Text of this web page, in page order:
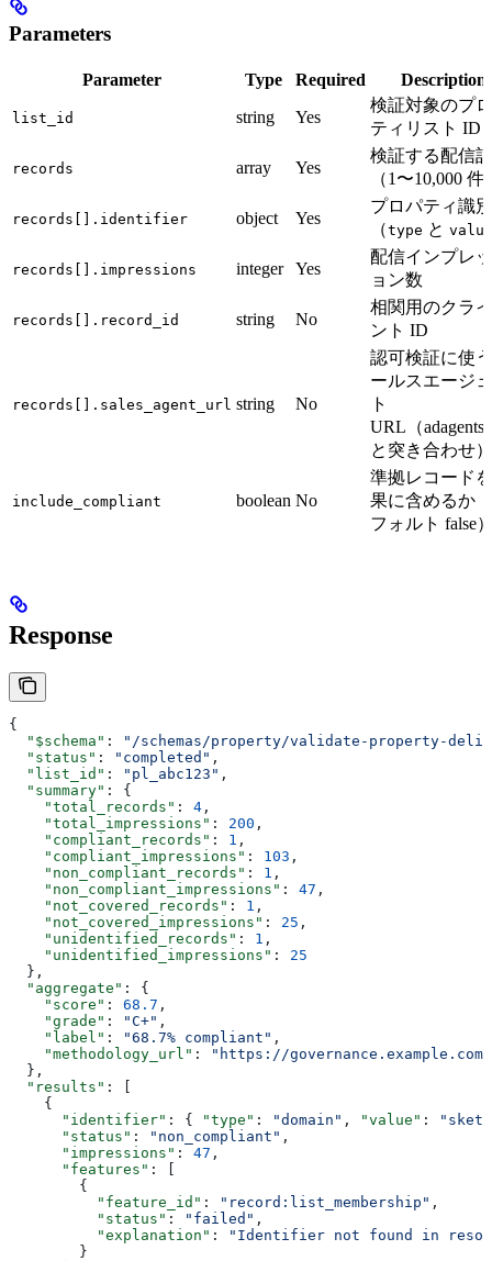
Parameters
Parameter Type Required Description
list_id string Yes
検証対象のプ
ティリスト ID
records array Yes
検証する配信
（1〜10,000 件
records[].identifier object Yes
プロパティ識
（type と value
records[].impressions integer Yes
配信インプレ
ョン数
records[].record_id string No
相関用のクラ
ント ID
records[].sales_agent_url string No
認可検証に使
ールスエージ
ト
URL（
と突き合わせ）
include_compliant boolean No
準拠レコード
果に含めるか
フォルト false
Response
{
  "$schema"
:
"/schemas/property/validate-property-
  "status"
: "completed" ,
  "list_id"
: "pl_abc123" ,
  "summary"
: {
    "total_records"
: 4 ,
    "total_impressions"
: 200 ,
    "compliant_records"
: 1 ,
    "compliant_impressions"
: 103 ,
    "non_compliant_records"
: 1 ,
    "non_compliant_impressions"
: 47 ,
    "not_covered_records"
: 1 ,
    "not_covered_impressions"
: 25 ,
    "unidentified_records"
: 1 ,
    "unidentified_impressions"
: 25
  },
  "aggregate"
: {
    "score"
: 68.7 ,
    "grade"
: "C+" ,
    "label"
: "68.7% compliant" ,
    "methodology_url"
:
"https://
  },
  "results"
: [
    {
      "identifier"
: { "type" : "domain" , "value" :
      "status"
: "non_compliant" ,
      "impressions"
: 47 ,
      "features"
: [
        {
          "feature_id"
: "record:list_membership" ,
          "status"
: "failed" ,
          "explanation"
:
"Identifier not found in
        }